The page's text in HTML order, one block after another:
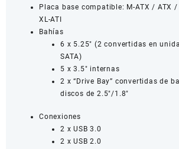
Placa base compatible: M-ATX / ATX /
XL-ATI
Bahías
6 x 5.25″ (2 convertidas en
SATA)
5 x 3.5″ internas
2 x “Drive Bay” convertidas de
discos de 2.5″/1.8″
Conexiones
2 x USB 3.0
2 x USB 2.0